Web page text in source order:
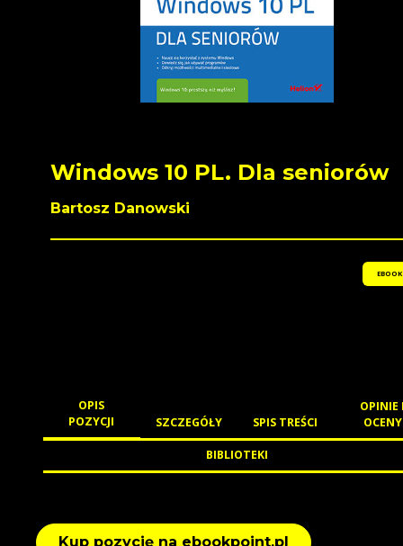
Windows 10 PL. Dla seniorów
Bartosz Danowski
EBOOK
OPIS
POZYCJI
SZCZEGÓŁY SPIS TREŚCI
OPINIE
OCENY
BIBLIOTEKI
Kup pozycję na ebookpoint.pl